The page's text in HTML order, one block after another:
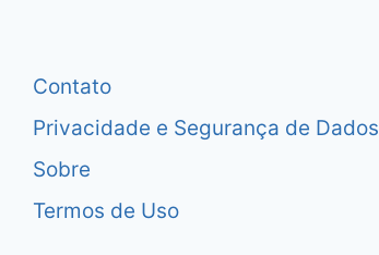
Contato
Privacidade e Segurança de Dados
Sobre
Termos de Uso